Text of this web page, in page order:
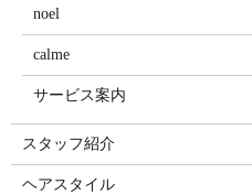
noel
calme
サービス案内
スタッフ紹介
ヘアスタイル